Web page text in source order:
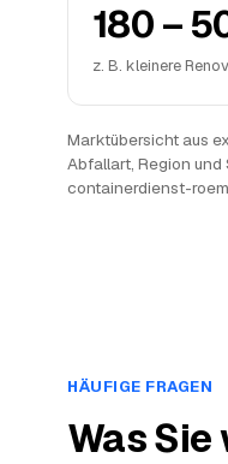
180 –
z. B. kleinere
Marktübersicht aus
Abfallart, Region
containerdienst-
HÄUFIGE FRAGEN
Was Sie